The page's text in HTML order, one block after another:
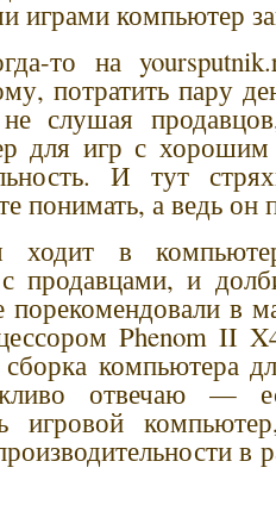
играми компьютер
то на
потратить пару
слушая
для игр с
И тут
понимать, а ведь он
ходит в
с продавцами, и
в
Phenom II
сборка компьютера
отвечаю —
игровой
в